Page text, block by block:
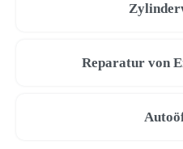
Reparatur von